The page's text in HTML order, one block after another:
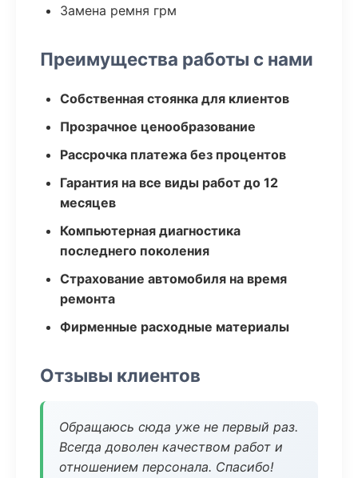
Замена ремня грм
Преимущества работы с нами
Собственная стоянка для клиентов
Прозрачное ценообразование
Рассрочка платежа без процентов
Гарантия на все виды работ до 12
месяцев
Компьютерная диагностика
последнего поколения
Страхование автомобиля на время
ремонта
Фирменные расходные материалы
Отзывы клиентов
Обращаюсь сюда уже не первый раз.
Всегда доволен качеством работ и
отношением персонала. Спасибо!